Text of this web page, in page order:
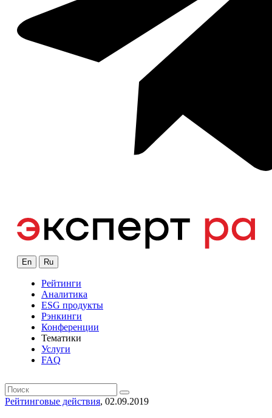
En Ru
Рейтинги
Аналитика
ESG продукты
Рэнкинги
Конференции
Тематики
Услуги
FAQ
Рейтинговые действия, 02.09.2019